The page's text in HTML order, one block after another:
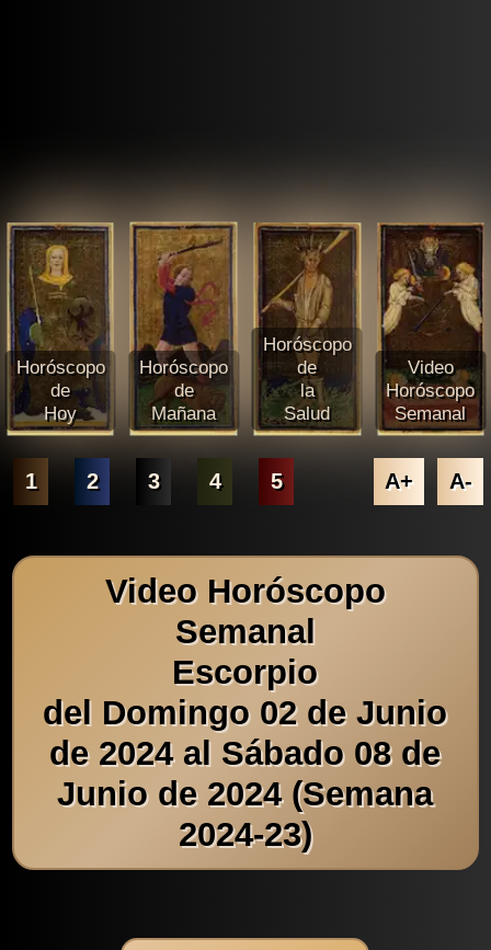
Horóscopo
de
Hoy
Horóscopo
de
Mañana
Horóscopo
de
la
Salud
Video
Horóscopo
Semanal
1 2 3 4 5 A+ A-
Video Horóscopo
Semanal
Escorpio
del Domingo 02 de Junio
de 2024 al Sábado 08 de
Junio de 2024 (Semana
2024-23)